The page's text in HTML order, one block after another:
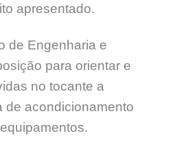
apresentado.
de Engenharia e
para orientar e
no tocante a
de acondicionamento